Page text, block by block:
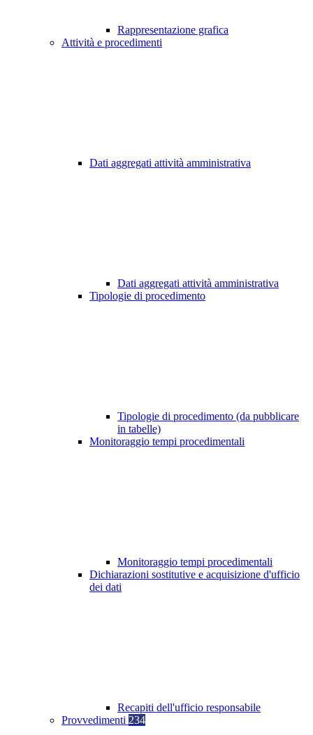
Rappresentazione grafica
Attività e procedimenti
Dati aggregati attività amministrativa
Dati aggregati attività amministrativa
Tipologie di procedimento
Tipologie di procedimento (da pubblicare
in tabelle)
Monitoraggio tempi procedimentali
Monitoraggio tempi procedimentali
Dichiarazioni sostitutive e acquisizione d'ufficio
dei dati
Recapiti dell'ufficio responsabile
Provvedimenti 234